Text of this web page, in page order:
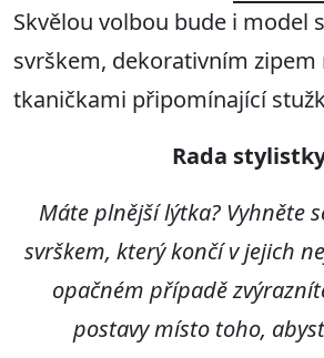
Skvělou volbou bude i model
svrškem, dekorativním zipem
tkaničkami připomínající
Rada
Máte plnější lýtka? Vyhněte
svrškem, který končí v jejich
opačném případě
postavy místo toho,